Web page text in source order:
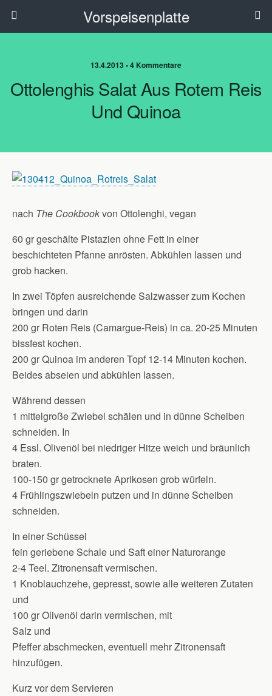
Vorspeisenplatte
13.4.2013 • 4 Kommentare
Ottolenghis Salat Aus Rotem Reis
Und Quinoa
nach The Cookbookvon Ottolenghi, vegan
60 gr geschälte Pistazien ohne Fett in einer
beschichteten Pfanne anrösten. Abkühlen lassen und
grob hacken.
In zwei Töpfen ausreichende Salzwasser zum Kochen
bringen und darin
200 gr Roten Reis (Camargue-Reis) in ca. 20-25 Minuten
bissfest kochen.
200 gr Quinoa im anderen Topf 12-14 Minuten kochen.
Beides abseien und abkühlen lassen.
Während dessen
1 mittelgroße Zwiebel schälen und in dünne Scheiben
schneiden. In
4 Essl. Olivenöl bei niedriger Hitze weich und bräunlich
braten.
100-150 gr getrocknete Aprikosen grob würfeln.
4 Frühlingszwiebeln putzen und in dünne Scheiben
schneiden.
In einer Schüssel
fein geriebene Schale und Saft einer Naturorange
2-4 Teel. Zitronensaft vermischen.
1 Knoblauchzehe, gepresst, sowie alle weiteren Zutaten
und
100 gr Olivenöl darin vermischen, mit
Salz und
Pfeffer abschmecken, eventuell mehr Zitronensaft
hinzufügen.
Kurz vor dem Servieren